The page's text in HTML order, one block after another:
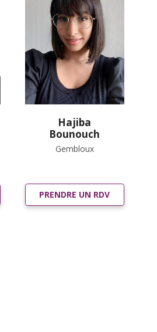
Hajiba
Bounouch
Gembloux
PRENDRE UN RDV